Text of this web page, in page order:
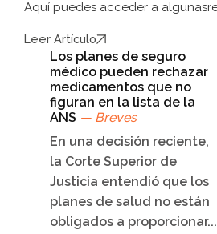
Aquí puedes acceder a algunas
Leer Artículo
Los planes de seguro
médico pueden rechazar
medicamentos que no
figuran en la lista de la
ANS — Breves
En una decisión reciente,
la Corte Superior de
Justicia entendió que los
planes de salud no están
obligados a proporcionar...